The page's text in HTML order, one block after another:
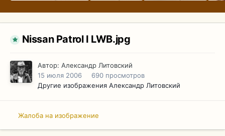
Nissan Patrol I LWB.jpg
Автор: Александр Литовский
15 июля 2006
690 просмотров
Другие изображения Александр Литовский
Жалоба на изображение